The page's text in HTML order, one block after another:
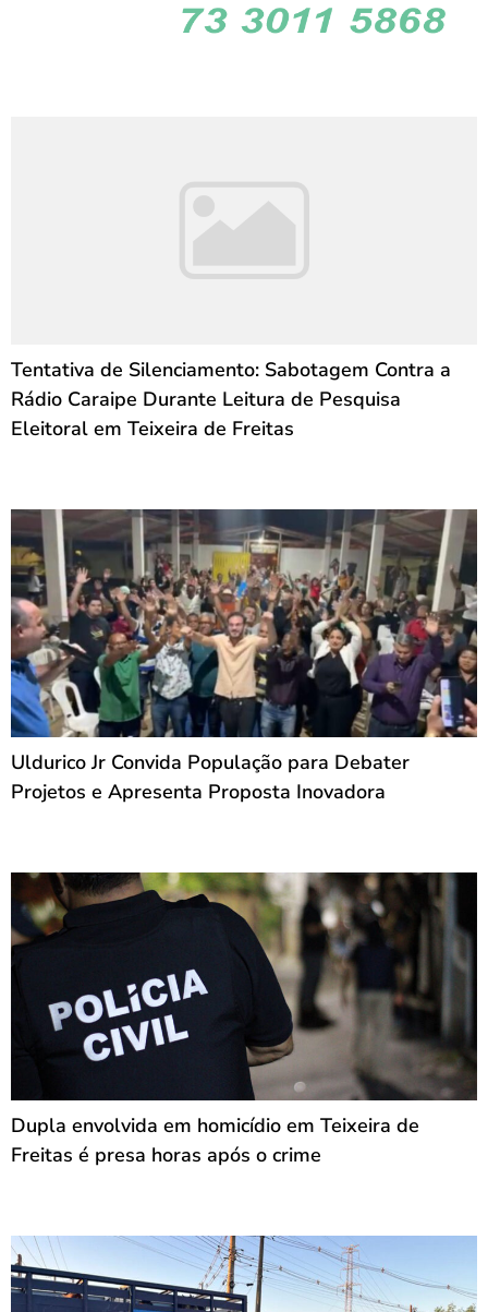
Tentativa de Silenciamento: Sabotagem Contra a
Rádio Caraipe Durante Leitura de Pesquisa
Eleitoral em Teixeira de Freitas
Uldurico Jr Convida População para Debater
Projetos e Apresenta Proposta Inovadora
Dupla envolvida em homicídio em Teixeira de
Freitas é presa horas após o crime